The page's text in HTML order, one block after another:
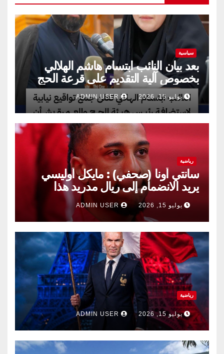
سياسية
بعد بيان النائب ابتسام هاشم الهلالي
بخصوص آلية التقديم على قرعة الحج
يوليو 15, 2026
رياضية
سانتي أونا (صحفي) : مايكل أوليسي
يريد الانضمام إلى ريال مدريد هذا
الصيف.
يوليو 15, 2026 ADMIN USER
رياضية
يوليو 15, 2026